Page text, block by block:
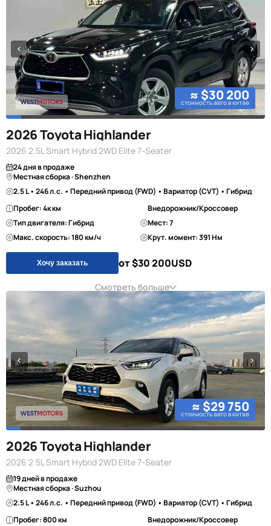
≈ $30 200
стоимость авто в китае
2026 Toyota Highlander
2026 2.5L Smart Hybrid 2WD Elite 7-Seater
24 дня в продаже
Местная сборка · Shenzhen
2.5 L • 246 л.с. • Передний привод (FWD) • Вариатор (CVT) • Гибрид
Пробег: 4к км
Внедорожник/Кроссовер
Тип двигателя: Гибрид
Мест: 7
Макс. скорость: 180 км/ч
Крут. момент: 391 Нм
Хочу заказать от $30 200USD
Смотреть больше
≈ $29 750
стоимость авто в китае
2026 Toyota Highlander
2026 2.5L Smart Hybrid 2WD Elite 7-Seater
19 дней в продаже
Местная сборка · Suzhou
2.5 L • 246 л.с. • Передний привод (FWD) • Вариатор (CVT) • Гибрид
Пробег: 800 км
Внедорожник/Кроссовер